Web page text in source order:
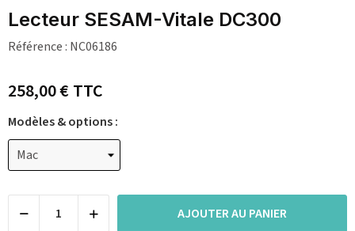
Lecteur SESAM-Vitale DC300
Référence : NC06186
258,00 €TTC
Modèles & options :
AJOUTER AU PANIER